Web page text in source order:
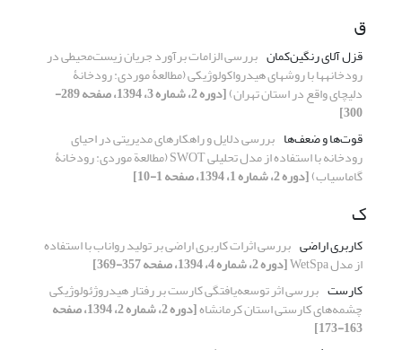
ق
قزل ‏آلای رنگین‌کمان بررسی الزامات برآورد جریان زیست‌محیطی در
رودخانه‏ها با روش‏های هیدرواکولوژیکی (مطالعۀ موردی: رودخانۀ
دلیچای واقع در استان تهران) [دوره 2، شماره 3، 1394، صفحه 289-
300]
قوت‌ها و ضعف‌ها بررسی دلایل و راهکارهای مدیریتی در احیای
رودخانه با استفاده از مدل تحلیلی SWOT (مطالعة موردی: رودخانۀ
گاماسیاب)[دوره 2، شماره 1، 1394، صفحه 1-10]
ک
کاربری اراضی بررسی اثرات کاربری اراضی بر تولید رواناب با استفاده
از مدل WetSpa
[دوره 2، شماره 4، 1394، صفحه 357-369]
کارست بررسی اثر توسعه‌یافتگی کارست بر رفتار هیدروژئولوژیکی
چشمه‌های کارستی استان کرمانشاه [دوره 2، شماره 2، 1394، صفحه
163-173]